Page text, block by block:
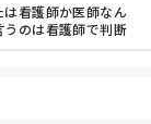
納得してもらえる
看護師か医師なん
のは看護師で判断